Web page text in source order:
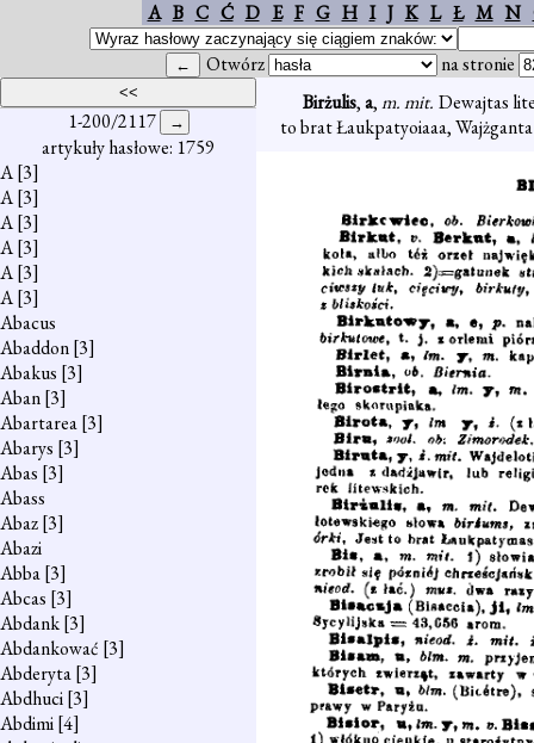
A B C Ć D E F G H I J K L Ł M N
Otwórz na stronie
1-200/2117
artykuły hasłowe: 1759
A[3]
A[3]
A[3]
A[3]
A[3]
A[3]
Abacus
Abaddon[3]
Abakus [3]
Aban[3]
Abartarea[3]
Abarys [3]
Abas [3]
Abass
Abaz[3]
Abazi
Abba[3]
Abcas [3]
Abdank[3]
Abdankować [3]
Abderyta[3]
Abdhuci[3]
Abdimi[4]
Birżulis,a,m. mit. Dewajtas
to brat Łaukpatyoiaaa,